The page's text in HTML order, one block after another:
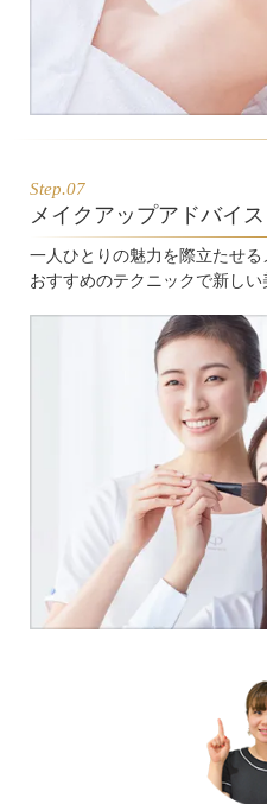
Step.07
メイクアップアドバイス
一人ひとりの魅力を際立たせる
おすすめのテクニックで新しい